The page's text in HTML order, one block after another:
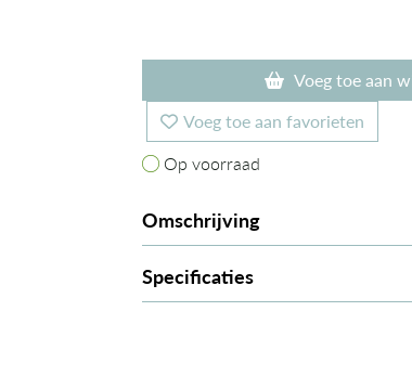
Voeg toe aan
Voeg toe aan favorieten
Op voorraad
Op voorraad
Omschrijving
Specificaties